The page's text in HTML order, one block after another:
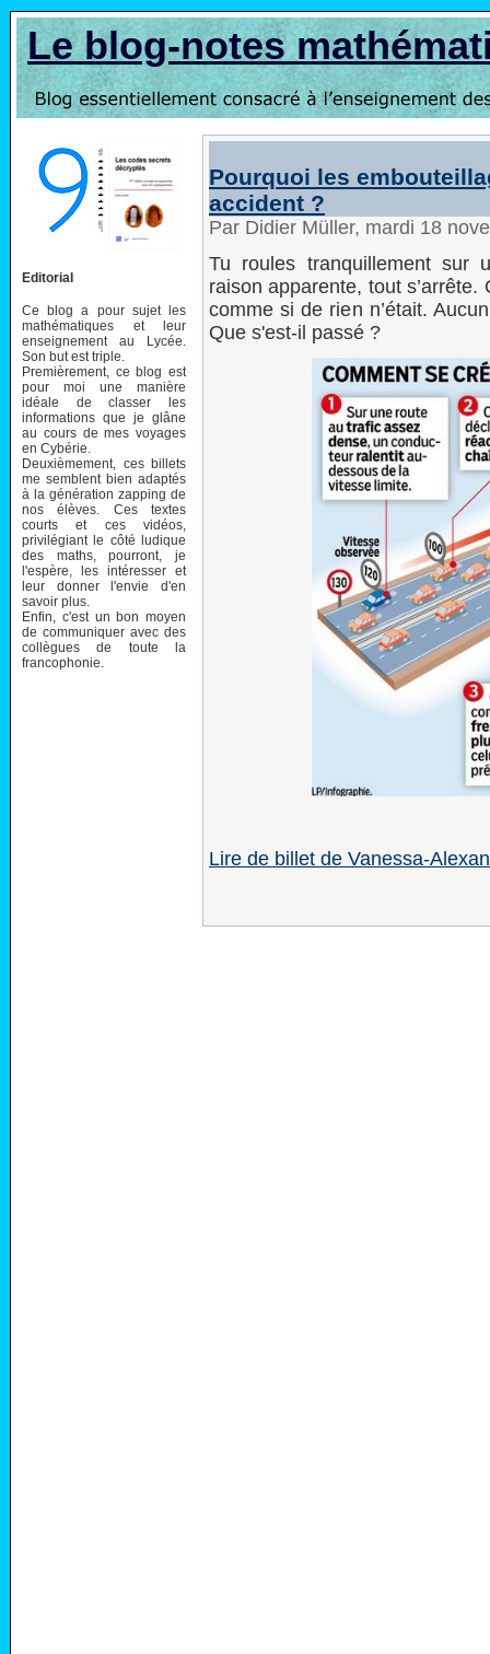
Le blog-notes
Editorial
Ce blog a pour sujet les
mathématiques et leur
enseignement au Lycée.
Son but est triple.
Premièrement, ce blog est
pour moi une manière
idéale de classer les
informations que je glâne
au cours de mes voyages
en Cybérie.
Deuxièmement, ces billets
me semblent bien adaptés
à la génération zapping de
nos élèves. Ces textes
courts et ces vidéos,
privilégiant le côté ludique
des maths, pourront, je
l'espère, les intéresser et
leur donner l'envie d'en
savoir plus.
Enfin, c'est un bon moyen
de communiquer avec des
collègues de toute la
francophonie.
Pourquoi les
accident ?
Par Didier Müller, mardi 18
Tu roules tranquillement sur
raison apparente, tout
comme si de rien n’était.
Que s'est-il passé ?
Lire de billet de Vanessa-